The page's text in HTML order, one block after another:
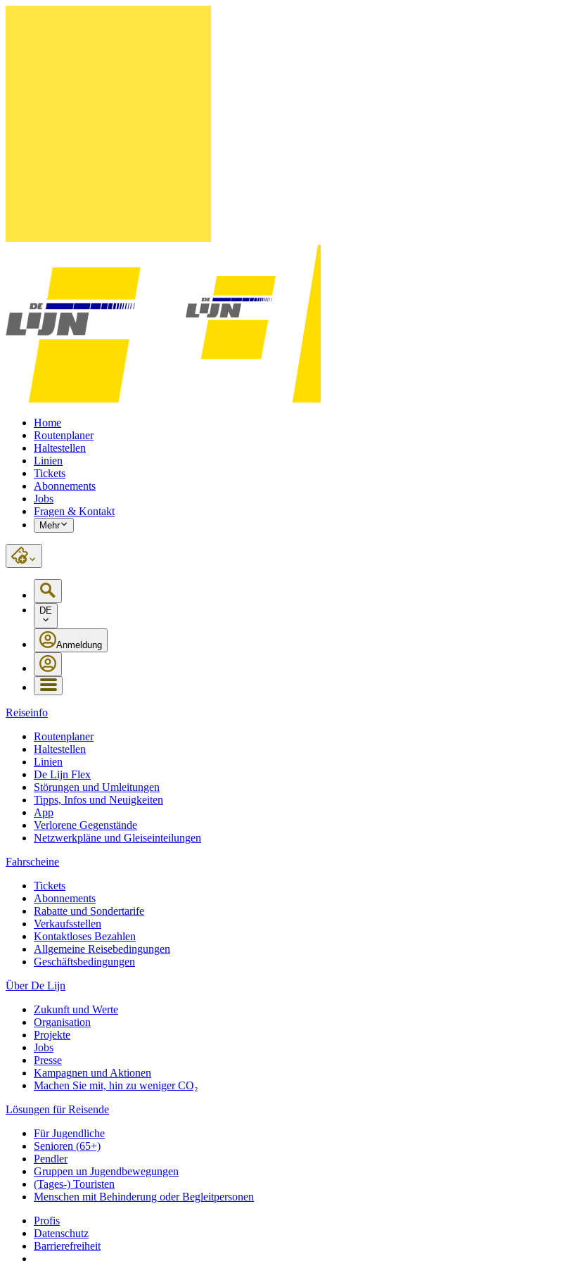
Home
Routenplaner
Haltestellen
Linien
Tickets
Abonnements
Jobs
Fragen & Kontakt
Mehr
DE
Anmeldung
Reiseinfo
Routenplaner
Haltestellen
Linien
De Lijn Flex
Störungen und Umleitungen
Tipps, Infos und Neuigkeiten
App
Verlorene Gegenstände
Netzwerkpläne und Gleiseinteilungen
Fahrscheine
Tickets
Abonnements
Rabatte und Sondertarife
Verkaufsstellen
Kontaktloses Bezahlen
Allgemeine Reisebedingungen
Geschäftsbedingungen
Über De Lijn
Zukunft und Werte
Organisation
Projekte
Jobs
Presse
Kampagnen und Aktionen
Machen Sie mit, hin zu weniger CO₂
Lösungen für Reisende
Für Jugendliche
Senioren (65+)
Pendler
Gruppen un Jugendbewegungen
(Tages-) Touristen
Menschen mit Behinderung oder Begleitpersonen
Profis
Datenschutz
Barrierefreiheit